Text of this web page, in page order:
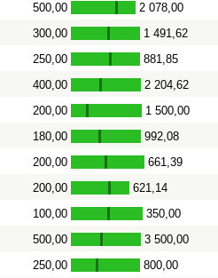
500,00 - 2 078,00
300,00 - 1 491,62
250,00 - 881,85
400,00 - 2 204,62
200,00 - 1 500,00
180,00 - 992,08
200,00 - 661,39
200,00 - 621,14
100,00 - 350,00
500,00 - 3 500,00
250,00 - 800,00